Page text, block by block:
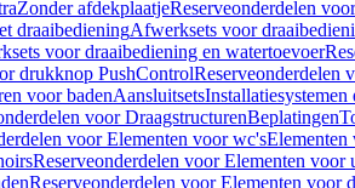
Zonder afdekplaatjeReserveonderdelen
draaibedieningAfwerksets voor
voor draaibediening en watertoevoer
drukknop PushControlReserveonderdelen
voor badenAansluitsetsInstallatiesystemen
voor DraagstructurenBeplatingen
voor Elementen voor wc'sElementen
Reserveonderdelen voor Elementen voor
Reserveonderdelen voor Elementen voor